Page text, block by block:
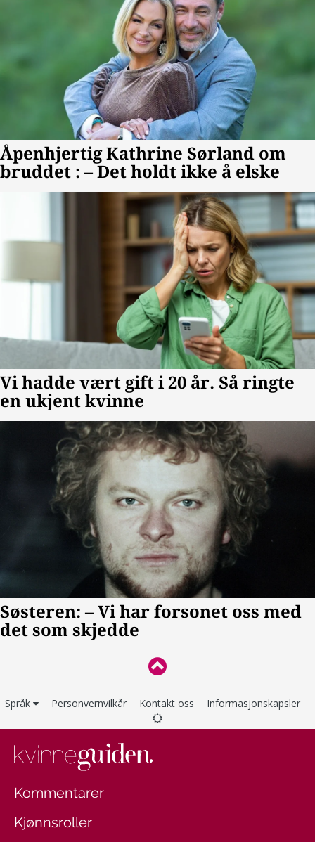
Språk Personvernvilkår Kontakt oss Informasjonskapsler
Kommentarer
Kjønnsroller